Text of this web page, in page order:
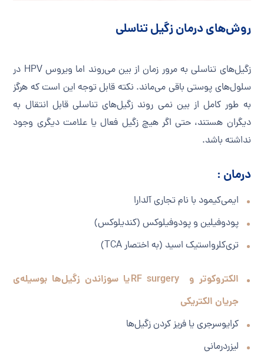
روش‌های درمان زگیل تناسلی
زگیل‌های تناسلی به مرور زمان از بین می‌روند اما ویروس HPV در
سلول‌های پوستی باقی می‌ماند. نکته قابل توجه این است که هرگز
به طور کامل از بین نمی روند زگیل‌های تناسلی قابل انتقال به
دیگران هستند، حتی اگر هیچ زگیل فعال یا علامت دیگری وجود
نداشته باشد.
درمان :
ایمی‌کیمود با نام تجاری آلدارا
پودوفیلین و پودوفیلوکس (کندیلوکس)
تری‌کلرواستیک اسید (به اختصار TCA)
الکتروکوتر و RF surgeryیا سوزاندن زگیل‌ها بوسیله‌ی
جریان الکتریکی
کرایوسرجری یا فریز کردن زگیل‌ها
لیزردرمانی